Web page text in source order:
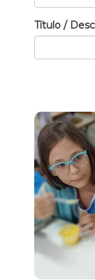
Título /